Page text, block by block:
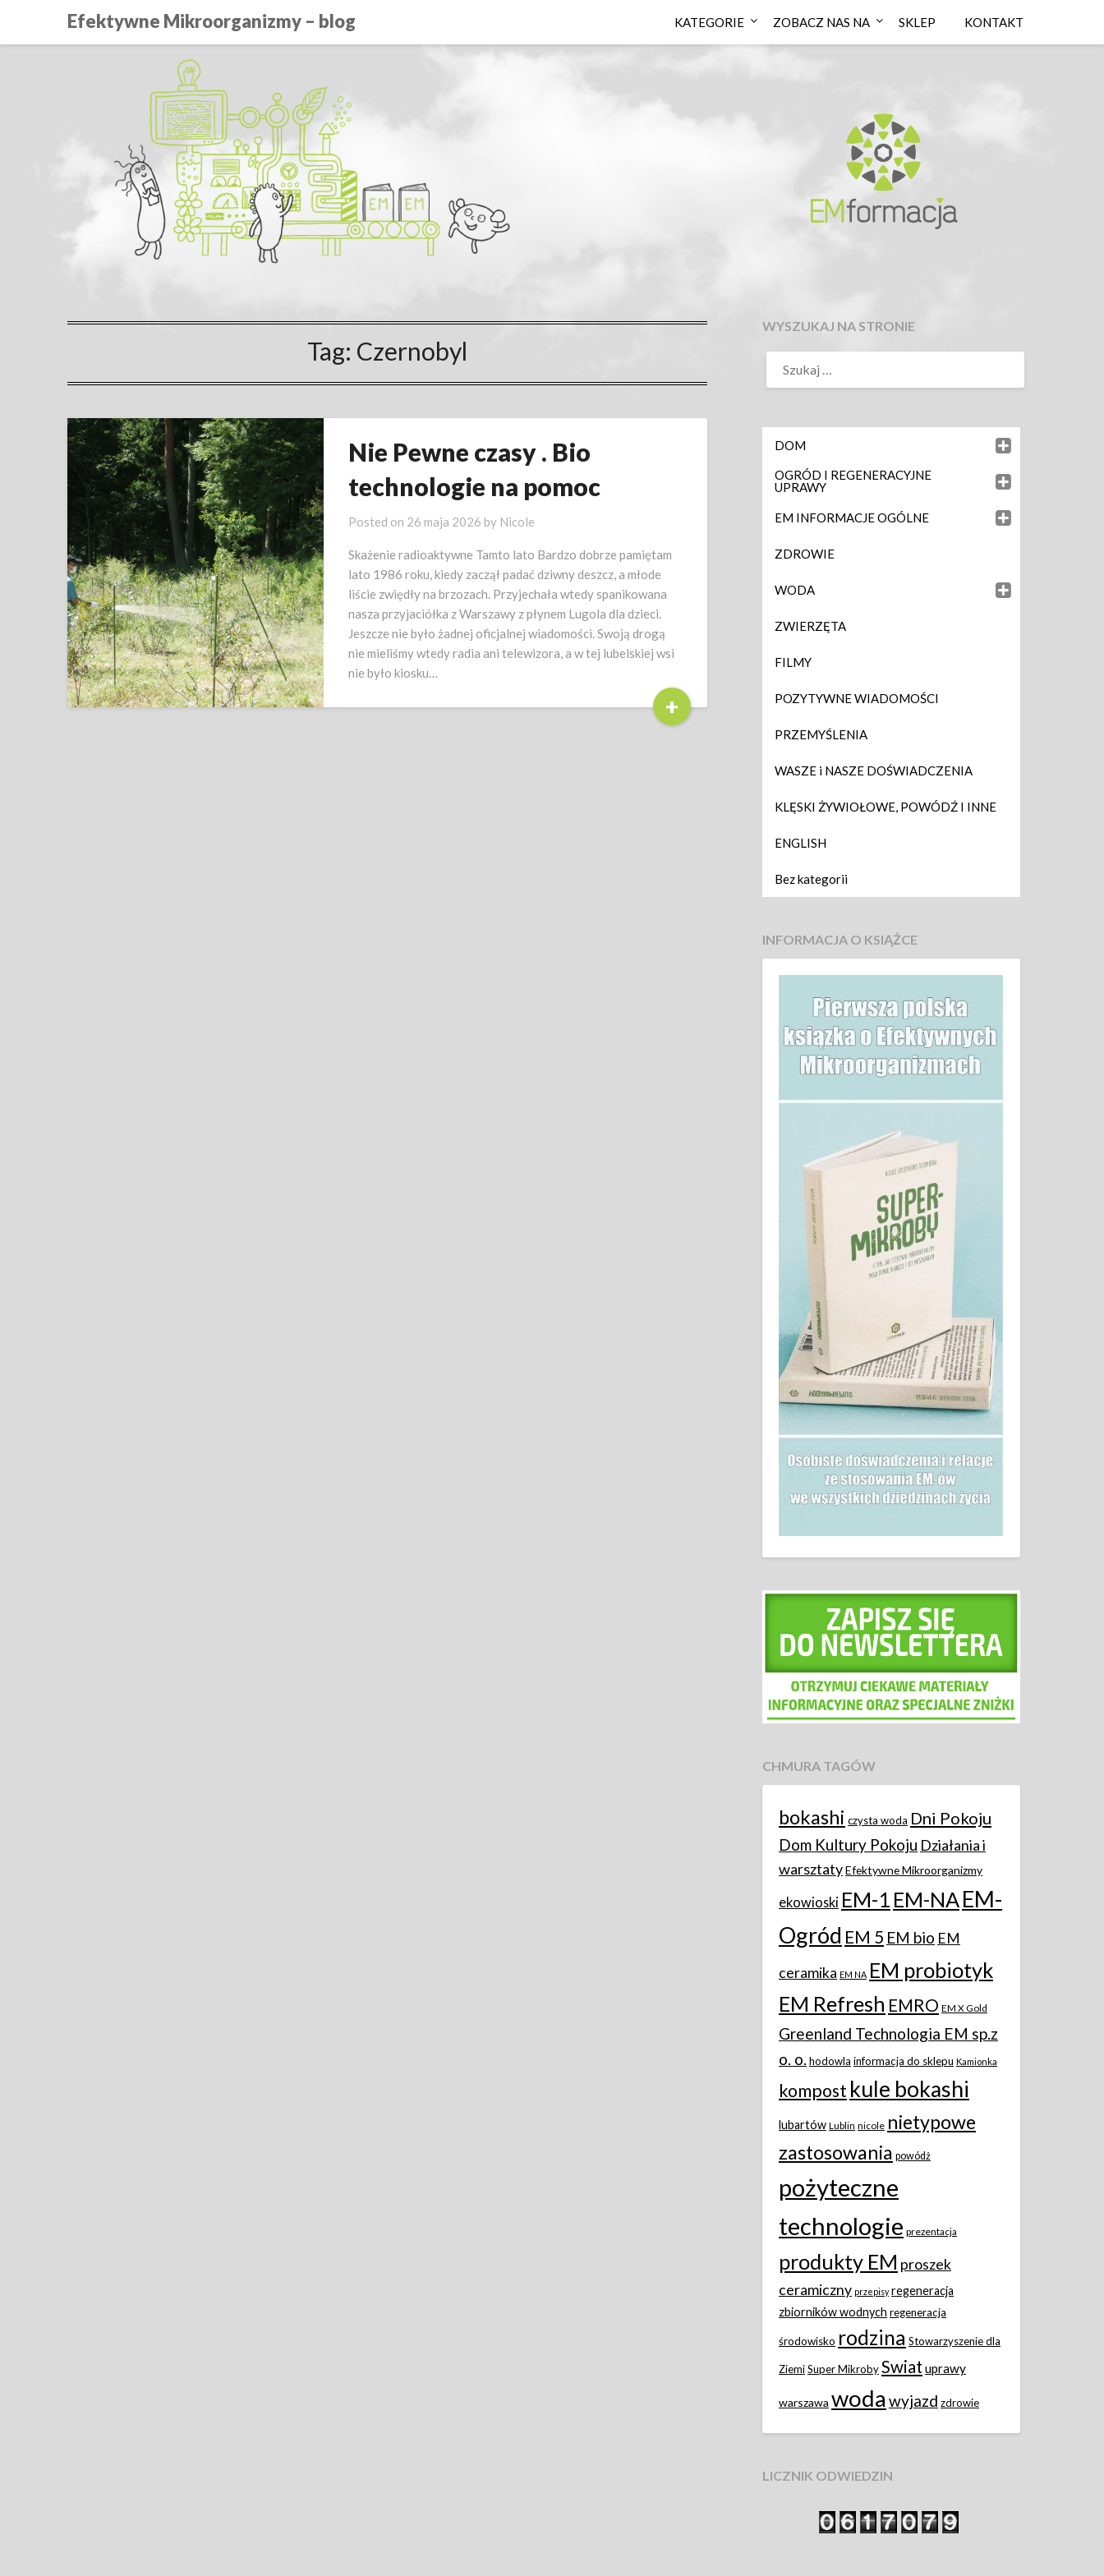
Efektywne Mikroorganizmy – blog KATEGORIE ZOBACZ NAS NA SKLEP KONTAKT
Tag: Czernobyl
Nie Pewne czasy . Bio
technologie na pomoc
Posted on 26 maja 2026 by Nicole
Skażenie radioaktywne Tamto lato Bardzo dobrze pamiętam
lato 1986 roku, kiedy zaczął padać dziwny deszcz, a młode
liście zwiędły na brzozach. Przyjechała wtedy spanikowana
nasza przyjaciółka z Warszawy z płynem Lugola dla dzieci.
Jeszcze nie było żadnej oficjalnej wiadomości. Swoją drogą
nie mieliśmy wtedy radia ani telewizora, a w tej lubelskiej wsi
nie było kiosku…
+
WYSZUKAJ NA STRONIE
DOM
OGRÓD I REGENERACYJNE
UPRAWY
EM INFORMACJE OGÓLNE
ZDROWIE
WODA
ZWIERZĘTA
FILMY
POZYTYWNE WIADOMOŚCI
PRZEMYŚLENIA
WASZE i NASZE DOŚWIADCZENIA
KLĘSKI ŻYWIOŁOWE, POWÓDŹ I INNE
ENGLISH
Bez kategorii
INFORMACJA O KSIĄŻCE
CHMURA TAGÓW
bokashi czysta woda Dni Pokoju
Dom Kultury Pokoju Działania i
warsztatyEfektywne Mikroorganizmy
ekowioski EM-1 EM-NAEM-
Ogród EM 5 EM bio EM
ceramika EM NA EM probiotyk
EM Refresh EMRO EM X Gold
Greenland Technologia EM sp.z
o. o.hodowla informacja do sklepu Kamionka
kompost kule bokashi
lubartów Lublin nicole nietypowe
zastosowania powódż
pożyteczne
technologie prezentacja
produkty EM proszek
ceramiczny przepisy regeneracja
zbiorników wodnych regeneracja
środowisko rodzina Stowarzyszenie dla
ZiemiSuper MikrobySwiat uprawy
warszawa woda wyjazd zdrowie
LICZNIK ODWIEDZIN